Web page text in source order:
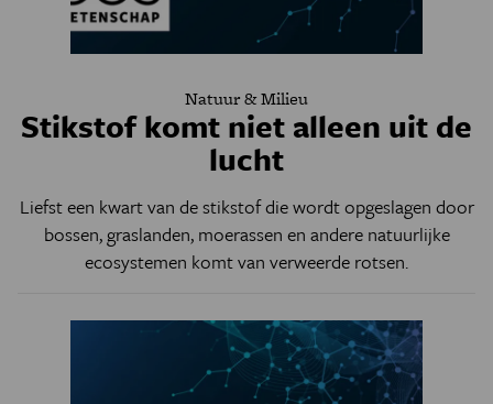
Natuur & Milieu
Stikstof komt niet alleen uit de
lucht
Liefst een kwart van de stikstof die wordt opgeslagen door
bossen, graslanden, moerassen en andere natuurlijke
ecosystemen komt van verweerde rotsen.